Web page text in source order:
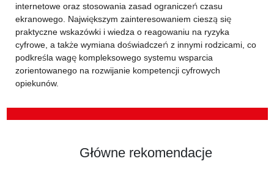
internetowe oraz stosowania zasad ograniczeń czasu
ekranowego. Największym zainteresowaniem cieszą się
praktyczne wskazówki i wiedza o reagowaniu na ryzyka
cyfrowe, a także wymiana doświadczeń z innymi rodzicami, co
podkreśla wagę kompleksowego systemu wsparcia
zorientowanego na rozwijanie kompetencji cyfrowych
opiekunów.
Główne rekomendacje